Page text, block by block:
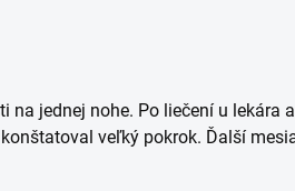
jednej nohe. Po liečení u
veľký pokrok. Ďalší